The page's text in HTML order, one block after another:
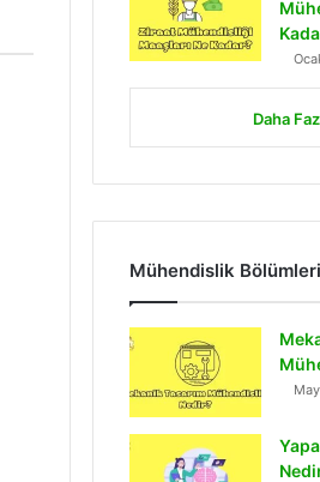
Daha
Mühendislik Bölümleri